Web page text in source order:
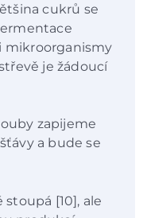
cukrů se
mikroorganismy
je žádoucí
zapijeme
a bude se
[10], ale